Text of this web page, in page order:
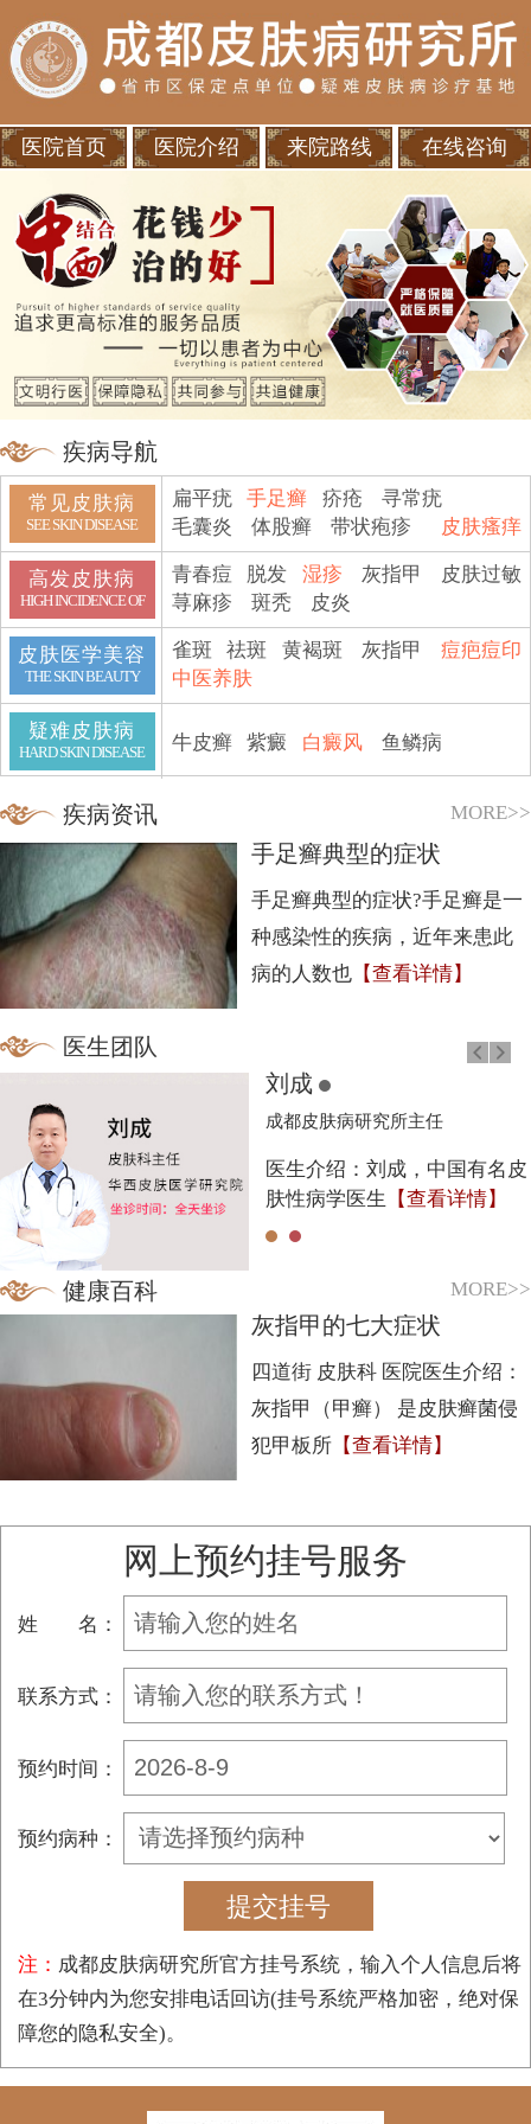
医院首页 医院介绍 来院路线 在线咨询
疾病导航
常见皮肤病
SEE SKIN DISEASE
扁平疣 手足癣 疥疮
寻常疣
皮肤瘙痒
毛囊炎 体股癣 带状疱疹
高发皮肤病
HIGH INCIDENCE OF
青春痘 脱发 湿疹 灰指甲
皮肤过敏
荨麻疹
斑秃 皮炎
皮肤医学美容
THE SKIN BEAUTY
雀斑 祛斑 黄褐斑 灰指甲
痘疤痘印
中医养肤
疑难皮肤病
HARD SKIN DISEASE 牛皮癣 紫癜 白癜风 鱼鳞病
疾病资讯 MORE>>
手足癣典型的症状
手足癣典型的症状?手足癣是一
种感染性的疾病，近年来患此
病的人数也 【查看详情】
刘成
成都皮肤病研究所主任
医生介绍：刘成，中国有名皮
肤性病学医生
【查看详情】
医生团队
健康百科 MORE>>
道街 皮肤科 医院医生介绍：
指甲（甲癣） 是皮肤癣菌侵
甲板所 【查看详情】
网上预约挂号服务
姓 名：
联系方式：
预约时间：
预约病种：
注： 成都皮肤病研究所官方挂号系统，输入个人信息后将
在3分钟内为您安排电话回访(挂号系统严格加密，绝对保
障您的隐私安全)。